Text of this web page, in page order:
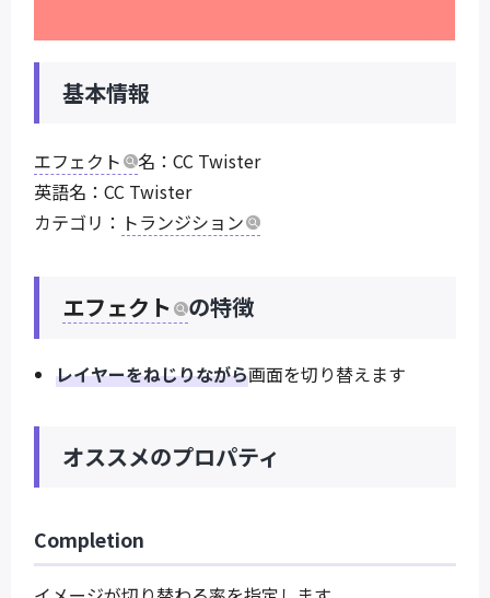
基本情報
エフェクト
名：CC Twister
英語名：CC Twister
カテゴリ： トランジション
エフェクト の特徴
レイヤーをねじりながら画面を切り替えます
オススメのプロパティ
Completion